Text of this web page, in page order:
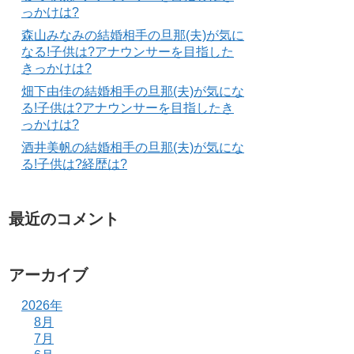
っかけは?
森山みなみの結婚相手の旦那(夫)が気に
なる!子供は?アナウンサーを目指した
きっかけは?
畑下由佳の結婚相手の旦那(夫)が気にな
る!子供は?アナウンサーを目指したき
っかけは?
酒井美帆の結婚相手の旦那(夫)が気にな
る!子供は?経歴は?
最近のコメント
アーカイブ
2026年
8月
7月